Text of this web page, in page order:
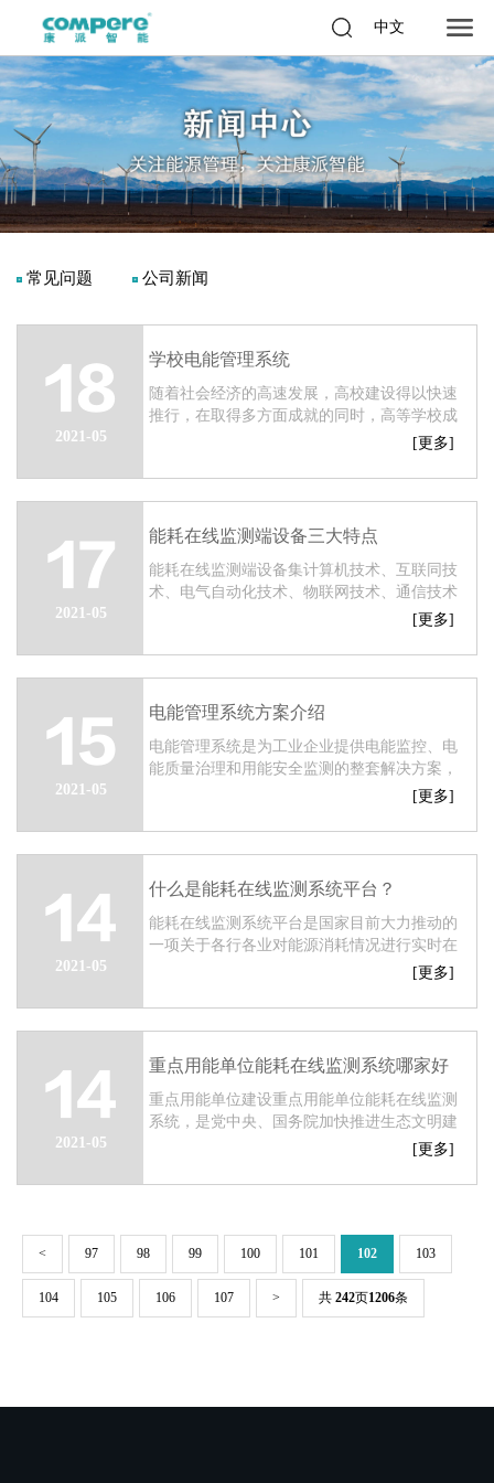
中文
常见问题 公司新闻
18
2021-05
学校电能管理系统
随着社会经济的高速发展，高校建设得以快速
推行，在取得多方面成就的同时，高等学校成
为了能源消耗大户也是用能环境复杂、用能种
陷...
[更多]
17
2021-05
能耗在线监测端设备三大特点
能耗在线监测端设备集计算机技术、互联同技
术、电气自动化技术、物联网技术、通信技术
于一身,具有现场能耗数据采集、存储、分[更多]
15
2021-05
电能管理系统方案介绍
电能管理系统是为工业企业提供电能监控、电
能质量治理和用能安全监测的整套解决方案，
系统服务涉及工业企业生产过程中电能使用的
高，...
[更多]
14
2021-05
什么是能耗在线监测系统平台？
能耗在线监测系统平台是国家目前大力推动的
一项关于各行各业对能源消耗情况进行实时在
[更多]
14
2021-05
重点用能单位能耗在线监测系统哪家好
重点用能单位建设重点用能单位能耗在线监测
系统，是党中央、国务院加快推进生态文明建
设部署的一项重要任务。根据发改委网站和发
前，完...
[更多]
< 97 98 99 100 101 102 103
104 105 106 107 > 共 242页1206条